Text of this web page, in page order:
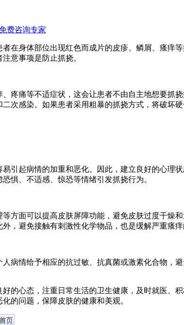
费咨询专家
在身体部位出现红色而成片的皮疹、鳞屑、瘙痒
意事项是防止抓挠。
疼痛等不适症状，这会让患者不由自主地想要抓
次感染。如果患者采用粗暴的抓挠方式，将破坏
引起病情的加重和恶化。因此，建立良好的心理
惧、不适感、惊恐等情绪引发抓挠行为。
方面可以提高皮肤屏障功能，避免皮肤过度干燥
，避免接触有刺激性化学物品，也是缓解严重瘙痒
病情给予相应的抗过敏、抗真菌或激素化合物，
的心态，注重日常生活的卫生健康，及时就医、
的问题，保障皮肤的健康和美观。